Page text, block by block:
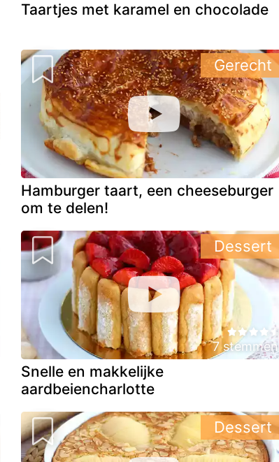
Taartjes met karamel en chocolade
Hamburger taart, een cheeseburger
om te delen!
Gerecht
7 stemmen
Snelle en makkelijke
aardbeiencharlotte
Dessert
Dessert